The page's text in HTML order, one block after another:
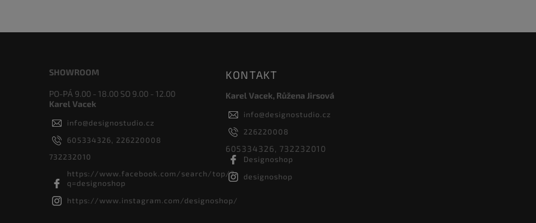
SHOWROOM
PO-PÁ 9.00 - 18.00 SO 9.00 - 12.00
Karel Vacek
info@designostudio.cz
605334326, 226220008
732232010
https://www.facebook.com/search/top/?
q=designoshop
https://www.instagram.com/designoshop/
KONTAKT
Karel Vacek, Růžena Jirsová
info@designostudio.cz
226220008
605334326, 732232010
Designoshop
designoshop